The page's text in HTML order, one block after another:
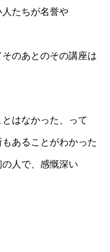
たちが名誉や
のあとのその講座は
はなかった、って
あることがわかった
人で、感慨深い